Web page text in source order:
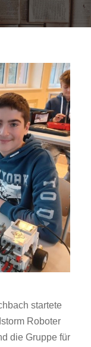
startete
Roboter
die Gruppe für